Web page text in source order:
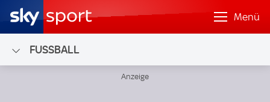
Menü
FUSSBALL